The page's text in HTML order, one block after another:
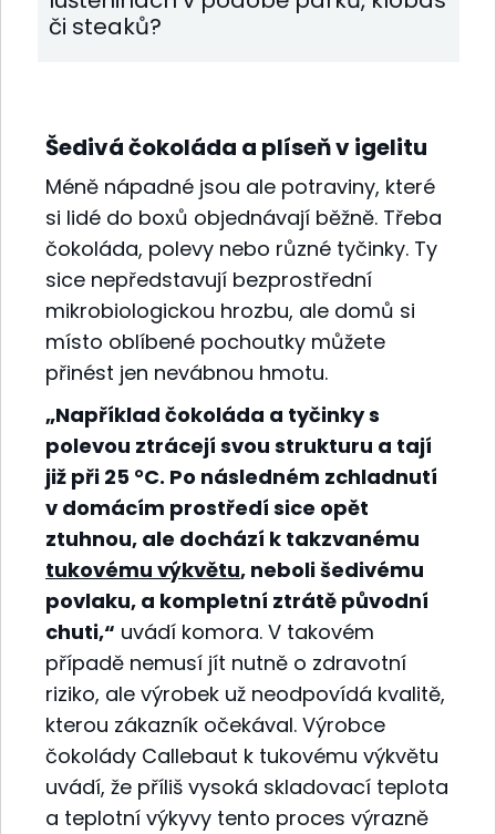
či steaků?
Šedivá čokoláda a plíseň v igelitu
Méně nápadné jsou ale potraviny, které
si lidé do boxů objednávají běžně. Třeba
čokoláda, polevy nebo různé tyčinky. Ty
sice nepředstavují bezprostřední
mikrobiologickou hrozbu, ale domů si
místo oblíbené pochoutky můžete
přinést jen nevábnou hmotu.
„Například čokoláda a tyčinky s
polevou ztrácejí svou strukturu a tají
již při 25 °C. Po následném zchladnutí
v domácím prostředí sice opět
tukovému výkvětu, neboli šedivému
povlaku, a kompletní ztrátě původní
chuti,“ uvádí komora. V takovém
případě nemusí jít nutně o zdravotní
riziko, ale výrobek už neodpovídá kvalitě,
kterou zákazník očekával. Výrobce
čokolády Callebaut k tukovému výkvětu
uvádí, že příliš vysoká skladovací teplota
a teplotní výkyvy tento proces výrazně